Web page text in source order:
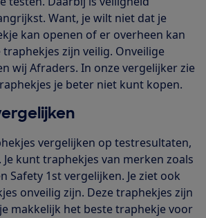
Want, je wilt niet dat je
kan openen of er overheen kan
zijn veilig. Onveilige
wij Afraders. In onze vergelijker zie
je beter niet kunt kopen.
vergelijken op testresultaten,
kunt traphekjes van merken zoals
Safety 1st vergelijken. Je ziet ook
onveilig zijn. Deze traphekjes zijn
makkelijk het beste traphekje voor